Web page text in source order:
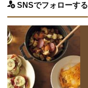
SNSでフォローする